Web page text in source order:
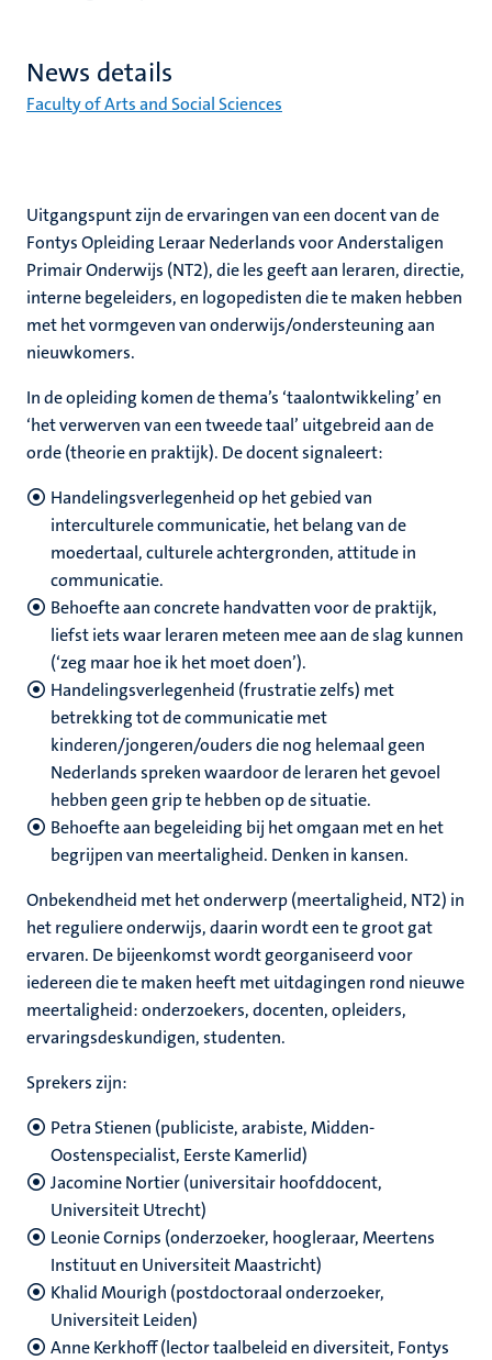
News details
Faculty of Arts and Social Sciences
Uitgangspunt zijn de ervaringen van een docent van de
Fontys Opleiding Leraar Nederlands voor Anderstaligen
Primair Onderwijs (NT2), die les geeft aan leraren, directie,
interne begeleiders, en logopedisten die te maken hebben
met het vormgeven van onderwijs/ondersteuning aan
nieuwkomers.
In de opleiding komen de thema’s ‘taalontwikkeling’ en
‘het verwerven van een tweede taal’ uitgebreid aan de
orde (theorie en praktijk). De docent signaleert:
Handelingsverlegenheid op het gebied van
interculturele communicatie, het belang van de
moedertaal, culturele achtergronden, attitude in
communicatie.
Behoefte aan concrete handvatten voor de praktijk,
liefst iets waar leraren meteen mee aan de slag kunnen
(‘zeg maar hoe ik het moet doen’).
Handelingsverlegenheid (frustratie zelfs) met
betrekking tot de communicatie met
kinderen/jongeren/ouders die nog helemaal geen
Nederlands spreken waardoor de leraren het gevoel
hebben geen grip te hebben op de situatie.
Behoefte aan begeleiding bij het omgaan met en het
begrijpen van meertaligheid. Denken in kansen.
Onbekendheid met het onderwerp (meertaligheid, NT2) in
het reguliere onderwijs, daarin wordt een te groot gat
ervaren. De bijeenkomst wordt georganiseerd voor
iedereen die te maken heeft met uitdagingen rond nieuwe
meertaligheid: onderzoekers, docenten, opleiders,
ervaringsdeskundigen, studenten.
Sprekers zijn:
Petra Stienen (publiciste, arabiste, Midden-
Oostenspecialist, Eerste Kamerlid)
Jacomine Nortier (universitair hoofddocent,
Universiteit Utrecht)
Leonie Cornips (onderzoeker, hoogleraar, Meertens
Instituut en Universiteit Maastricht)
Khalid Mourigh (postdoctoraal onderzoeker,
Universiteit Leiden)
Anne Kerkhoff (lector taalbeleid en diversiteit, Fontys